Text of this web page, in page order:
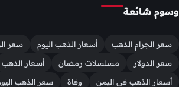
وسوم شائعة
سعر الجرام الذهب أسعار الذهب اليوم
سعر
سعر الدولار
مسلسلات رمضان
أسعار الذهب
أسعار الذهب في اليمن
وفاة سعر الذهب